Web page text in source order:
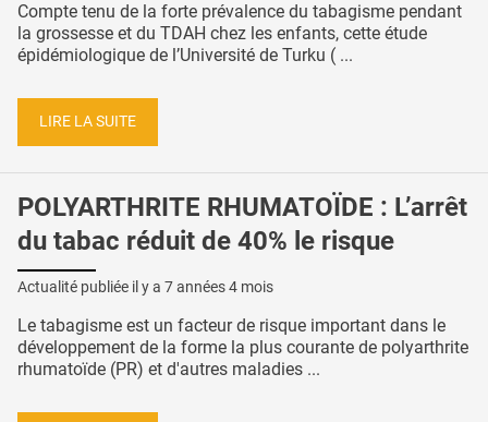
Compte tenu de la forte prévalence du tabagisme pendant
la grossesse et du TDAH chez les enfants, cette étude
épidémiologique de l’Université de Turku ( ...
LIRE LA SUITE
POLYARTHRITE RHUMATOÏDE : L’arrêt
du tabac réduit de 40% le risque
Actualité publiée il y a 7 années 4 mois
Le tabagisme est un facteur de risque important dans le
développement de la forme la plus courante de polyarthrite
rhumatoïde (PR) et d'autres maladies ...